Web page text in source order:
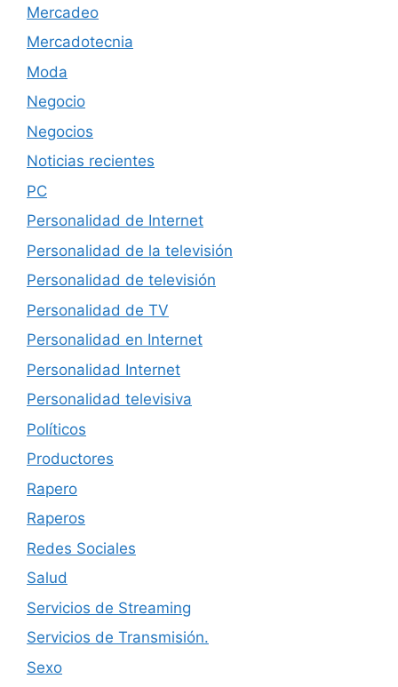
Mercadeo
Mercadotecnia
Moda
Negocio
Negocios
Noticias recientes
PC
Personalidad de Internet
Personalidad de la televisión
Personalidad de televisión
Personalidad de TV
Personalidad en Internet
Personalidad Internet
Personalidad televisiva
Políticos
Productores
Rapero
Raperos
Redes Sociales
Salud
Servicios de Streaming
Servicios de Transmisión.
Sexo